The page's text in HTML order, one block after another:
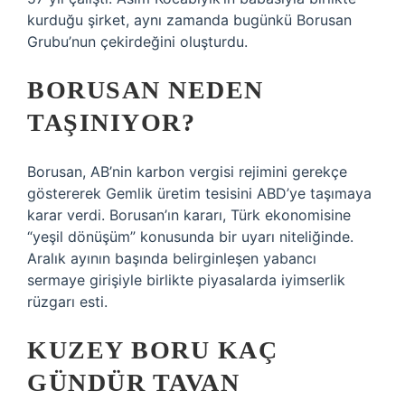
kurduğu şirket, aynı zamanda bugünkü Borusan
Grubu’nun çekirdeğini oluşturdu.
BORUSAN NEDEN
TAŞINIYOR?
Borusan, AB’nin karbon vergisi rejimini gerekçe
göstererek Gemlik üretim tesisini ABD’ye taşımaya
karar verdi. Borusan’ın kararı, Türk ekonomisine
“yeşil dönüşüm” konusunda bir uyarı niteliğinde.
Aralık ayının başında belirginleşen yabancı
sermaye girişiyle birlikte piyasalarda iyimserlik
rüzgarı esti.
KUZEY BORU KAÇ
GÜNDÜR TAVAN